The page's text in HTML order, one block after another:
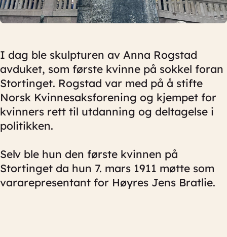
I dag ble skulpturen av Anna Rogstad
avduket, som første kvinne på sokkel foran
Stortinget. Rogstad var med på å stifte
Norsk Kvinnesaksforening og kjempet for
kvinners rett til utdanning og deltagelse i
politikken.
Selv ble hun den første kvinnen på
Stortinget da hun 7. mars 1911 møtte som
vararepresentant for Høyres Jens Bratlie.